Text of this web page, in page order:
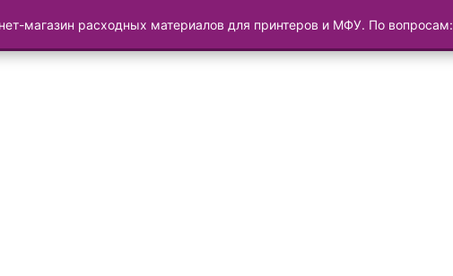
магазин расходных материалов для принтеров и МФУ. По вопросам: